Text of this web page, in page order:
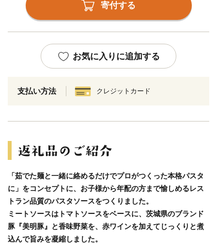
寄付する
お気に入りに追加する
支払い方法 クレジットカード
「茹でた麺と一緒に絡めるだけでプロがつくった本格パスタ
に」をコンセプトに、お子様から年配の方まで愉しめるレス
トラン品質のパスタソースをつくりました。
ミートソースはトマトソースをベースに、茨城県のブランド
豚『美明豚』と香味野菜を、赤ワインを加えてじっくりと煮
込んで旨みを凝縮しました。